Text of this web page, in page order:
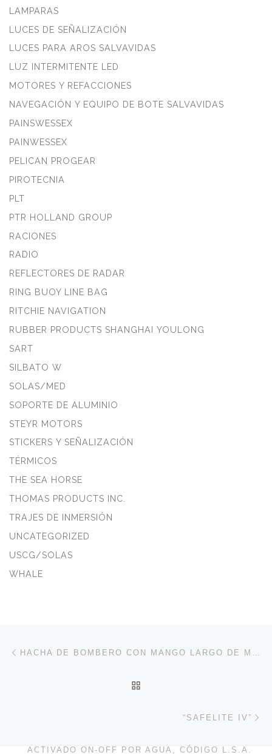
LAMPARAS
LUCES DE SEÑALIZACIÓN
LUCES PARA AROS SALVAVIDAS
LUZ INTERMITENTE LED
MOTORES Y REFACCIONES
NAVEGACIÓN Y EQUIPO DE BOTE SALVAVIDAS
PAINSWESSEX
PAINWESSEX
PELICAN PROGEAR
PIROTECNIA
PLT
PTR HOLLAND GROUP
RACIONES
RADIO
REFLECTORES DE RADAR
RING BUOY LINE BAG
RITCHIE NAVIGATION
RUBBER PRODUCTS SHANGHAI YOULONG
SART
SILBATO W
SOLAS/MED
SOPORTE DE ALUMINIO
STEYR MOTORS
STICKERS Y SEÑALIZACIÓN
TÉRMICOS
THE SEA HORSE
THOMAS PRODUCTS INC.
TRAJES DE INMERSIÓN
UNCATEGORIZED
USCG/SOLAS
WHALE
Navegación de entradas
“SAFELITE IV”
ACTIVADO ON-OFF POR AGUA, CÓDIGO L.S.A.